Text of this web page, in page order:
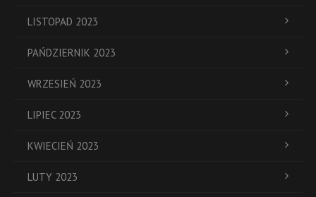
LISTOPAD 2023
PAŃDZIERNIK 2023
WRZESIEŃ 2023
LIPIEC 2023
KWIECIEŃ 2023
LUTY 2023